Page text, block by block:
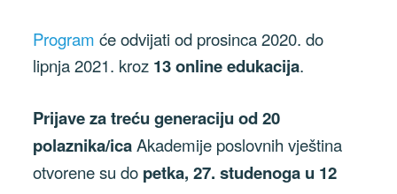
Program će odvijati od prosinca 2020. do
lipnja 2021. kroz 13 online edukacija.
Prijave za treću generaciju od 20
polaznika/icaAkademije poslovnih vještina
otvorene su do petka, 27. studenoga u 12